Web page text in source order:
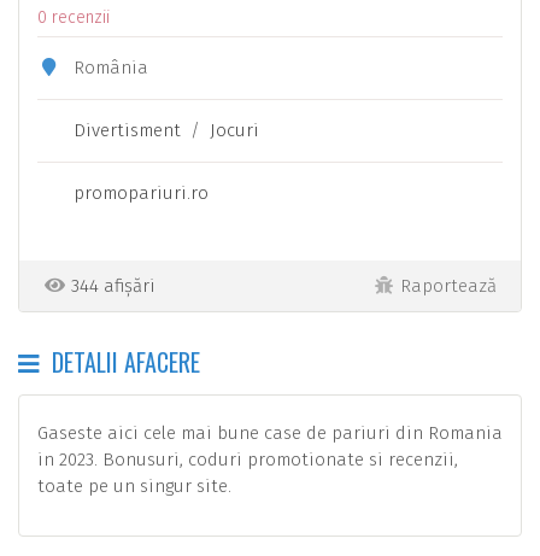
0 recenzii
România
Divertisment/ Jocuri
promopariuri.ro
344 afișări Raportează
DETALII AFACERE
Gaseste aici cele mai bune case de pariuri din Romania
in 2023. Bonusuri, coduri promotionate si recenzii,
toate pe un singur site.